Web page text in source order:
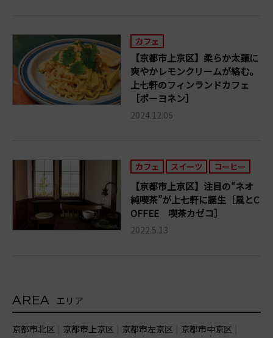
カフェ
【京都市上京区】柔らか太麺に
爽やかレモンクリームが絡む。
上七軒のフィンランドカフェ
［ポーヨネン］
2024.12.06
カフェ スイーツ コーヒー
【京都市上京区】注目の“ネオ
純喫茶”が上七軒に誕生［風とC
OFFEE 喫茶カゼコ］
2022.5.13
AREA エリア
京都市北区 京都市上京区 京都市左京区
京都市中京区